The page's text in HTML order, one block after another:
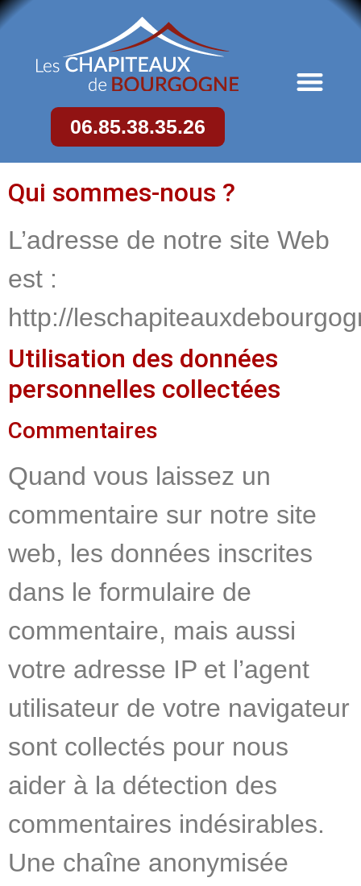
06.85.38.35.26
Qui sommes-nous ?
L’adresse de notre site Web
est :
http://
Utilisation des données
personnelles collectées
Commentaires
Quand vous laissez un
commentaire sur notre site
web, les données inscrites
dans le formulaire de
commentaire, mais aussi
votre adresse IP et l’agent
utilisateur de votre navigateur
sont collectés pour nous
aider à la détection des
commentaires indésirables.
Une chaîne anonymisée